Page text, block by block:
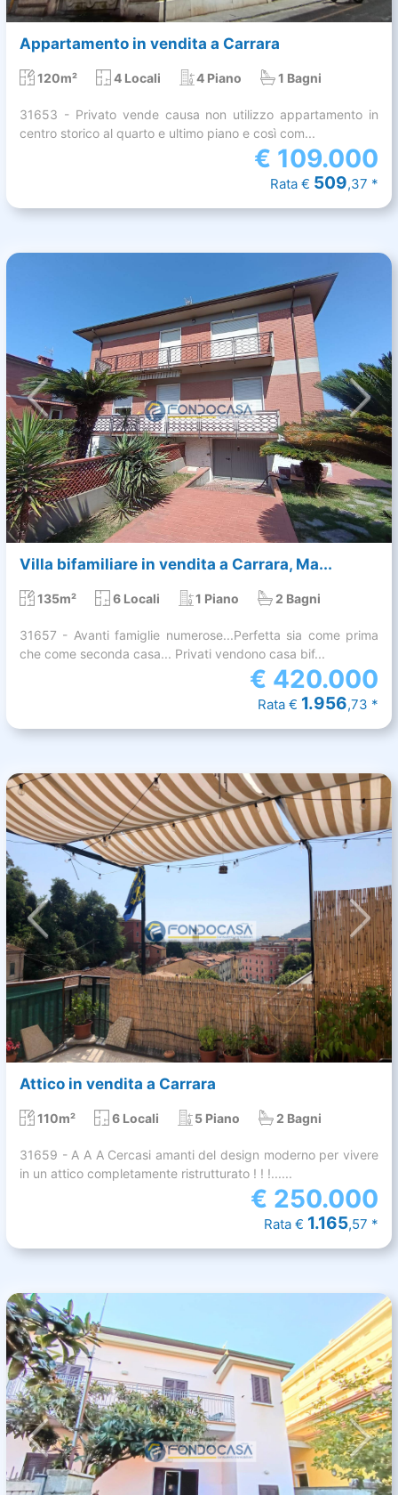
Appartamento in vendita a Carrara
120m² 4 Locali 4 Piano 1 Bagni
31653 - Privato vende causa non utilizzo appartamento in
centro storico al quarto e ultimo piano e così com...
€ 109.000
Rata € 509,37 *
Villa bifamiliare in vendita a Carrara, Ma...
135m² 6 Locali 1 Piano 2 Bagni
31657 - Avanti famiglie numerose...Perfetta sia come prima
che come seconda casa... Privati vendono casa bif...
€ 420.000
Rata € 1.956,73 *
Attico in vendita a Carrara
110m² 6 Locali 5 Piano 2 Bagni
31659 - A A A Cercasi amanti del design moderno per vivere
in un attico completamente ristrutturato ! ! !......
€ 250.000
Rata € 1.165,57 *